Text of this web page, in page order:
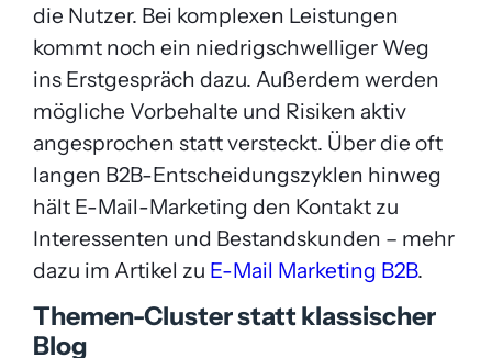
die Nutzer. Bei komplexen Leistungen
kommt noch ein niedrigschwelliger Weg
ins Erstgespräch dazu. Außerdem werden
mögliche Vorbehalte und Risiken aktiv
angesprochen statt versteckt. Über die oft
langen B2B-Entscheidungszyklen hinweg
hält E-Mail-Marketing den Kontakt zu
Interessenten und Bestandskunden – mehr
dazu im Artikel zu E-Mail Marketing B2B.
Themen-Cluster statt klassischer
Blog